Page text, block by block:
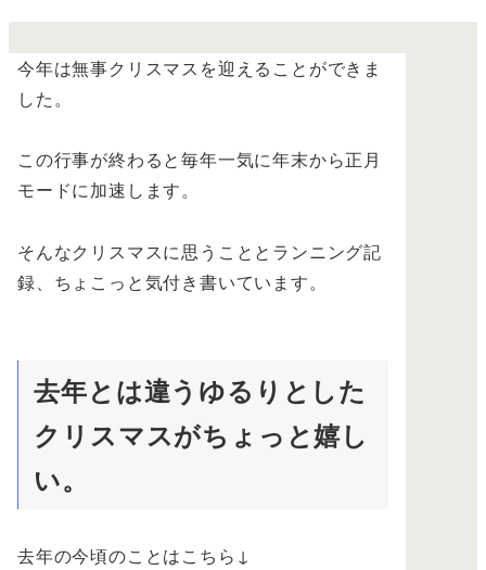
今年は無事クリスマスを迎えることができま
した。
この行事が終わると毎年一気に年末から正月
モードに加速します。
そんなクリスマスに思うこととランニング記
録、ちょこっと気付き書いています。
去年とは違うゆるりとした
クリスマスがちょっと嬉し
い。
去年の今頃のことはこちら↓